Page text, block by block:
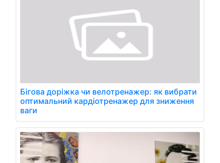
Бігова доріжка чи велотренажер: як вибрати
оптимальний кардіотренажер для зниження
ваги